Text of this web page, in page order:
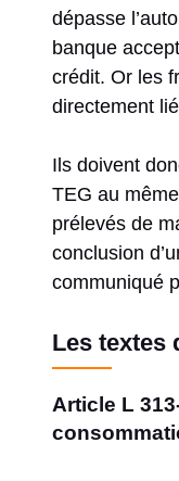
dépasse
banque
crédit. Or les
directement
Ils doivent
TEG au
prélevés de
conclusion
communiqué
Les textes
Article L